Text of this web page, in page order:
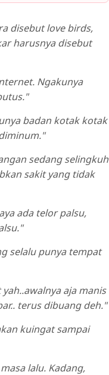
disebut love birds,
harusnya disebut
Ngakunya
badan kotak kotak
sedang selingkuh
sakit yang tidak
ada telor palsu,
selalu punya tempat
aja manis
terus dibuang deh."
kuingat sampai
lalu. Kadang,